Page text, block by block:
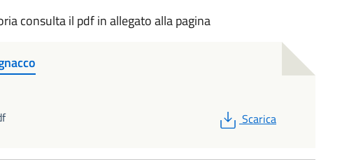
consulta il pdf in allegato alla pagina
PDF
Scarica